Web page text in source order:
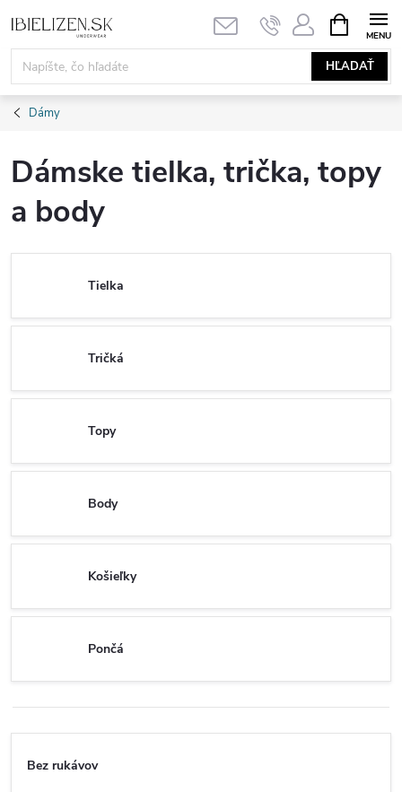
na
obsah
HĽADAŤ
KOŠÍK
Dámy
Dámske tielka, trička, topy
a body
Tielka
Tričká
Topy
Body
Košieľky
Pončá
Bez rukávov